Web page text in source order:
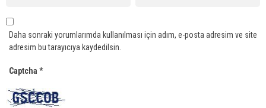
Daha sonraki yorumlarımda kullanılması için adım, e-posta adresim ve site
adresim bu tarayıcıya kaydedilsin.
Captcha *